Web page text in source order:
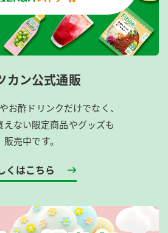
カン公式通販
お酢ドリンクだけでなく、
えない限定商品やグッズも
販売中です。
くはこちら